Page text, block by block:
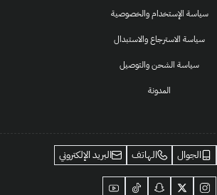
سياسة الإستخدام والخصوصية
سياسة الاسترجاع والاستبدال
سياسة الشحن والتوصيل
المدونة
الجوال الهاتف البريد الإلكتروني